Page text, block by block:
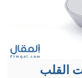
القلب